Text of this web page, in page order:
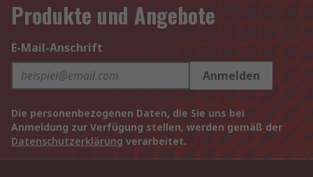
Produkte und Angebote
E-Mail-Anschrift
Anmelden
Die personenbezogenen Daten, die Sie uns bei
Anmeldung zur Verfügung stellen, werden gemäß der
Datenschutzerklärung verarbeitet.